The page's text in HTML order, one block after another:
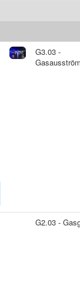
G3.03 -
G2.03 -